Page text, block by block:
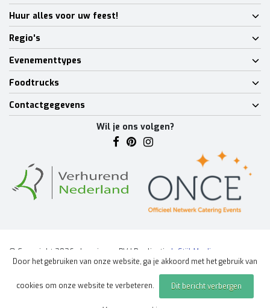
Huur alles voor uw feest!
Regio's
Evenementtypes
Foodtrucks
Contactgegevens
Wil je ons volgen?
© Copyright 2026 - Lumineux BV | Realisatie
InStijl Media
Algemene voorwaarden|Disclaimer|Privacy Policy|Sitemap |
Door het gebruiken van onze website, ga je akkoord met het gebruik van
cookies om onze website te verbeteren. Dit bericht verbergen